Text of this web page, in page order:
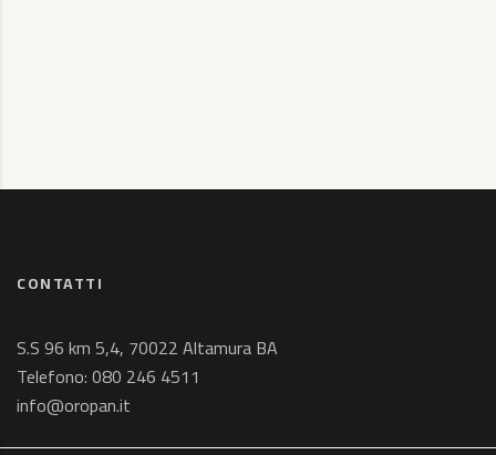
CONTATTI
S.S 96 km 5,4, 70022 Altamura BA
Telefono:080 246 4511
info@oropan.it